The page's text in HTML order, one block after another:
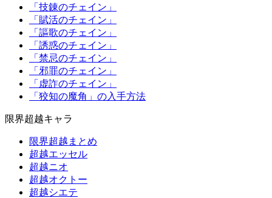
「技錬のチェイン」
「賦活のチェイン」
「謳歌のチェイン」
「誘惑のチェイン」
「禁忌のチェイン」
「邪罪のチェイン」
「虚詐のチェイン」
「狡知の魔角」の入手方法
限界超越キャラ
限界超越まとめ
超越エッセル
超越ニオ
超越オクトー
超越シエテ